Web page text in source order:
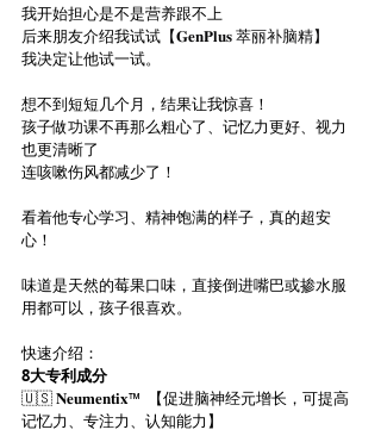
我开始担心是不是营养跟不上
后来朋友介绍我试试 【𝐆𝐞𝐧𝐏𝐥𝐮𝐬 萃丽补脑精】
我决定让他试一试。
想不到短短几个月，结果让我惊喜！
孩子做功课不再那么粗心了、记忆力更好、视力
也更清晰了
连咳嗽伤风都减少了！
看着他专心学习、精神饱满的样子，真的超安
心！
味道是天然的莓果口味，直接倒进嘴巴或掺水服
用都可以，孩子很喜欢。
快速介绍：
8大专利成分
🇺🇸 𝐍𝐞𝐮𝐦𝐞𝐧𝐭𝐢𝐱™  【促进脑神经元增长，可提高
记忆力、专注力、认知能力】